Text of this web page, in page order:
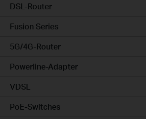
DSL-Router
Fusion Series
5G/4G-Router
Powerline-Adapter
VDSL
PoE-Switches